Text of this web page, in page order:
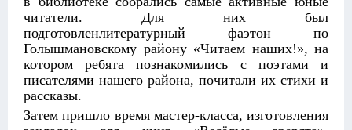
читатели. Для них был
подготовленлитературный фаэтон по
Голышмановскому району «Читаем наших!», на
котором ребята познакомились с поэтами и
писателями нашего района, почитали их стихи и
рассказы.
Затем пришло время мастер-класса, изготовления